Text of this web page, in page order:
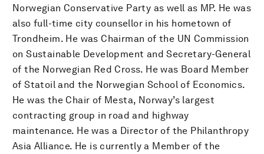
Norwegian Conservative Party as well as MP. He was
also full-time city counsellor in his hometown of
Trondheim. He was Chairman of the UN Commission
on Sustainable Development and Secretary-General
of the Norwegian Red Cross. He was Board Member
of Statoil and the Norwegian School of Economics.
He was the Chair of Mesta, Norway’s largest
contracting group in road and highway
maintenance. He was a Director of the Philanthropy
Asia Alliance. He is currently a Member of the